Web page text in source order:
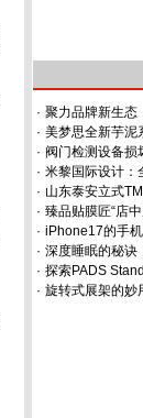
· 聚力品牌新生态
· 美梦思全新芋泥
· 阀门检测设备损
· 米黎国际设计：
· 山东泰安立式
· 臻品贴膜匠“店
· iPhone17的手
· 深度睡眠的秘诀
· 探索PADS
· 旋转式展架的妙